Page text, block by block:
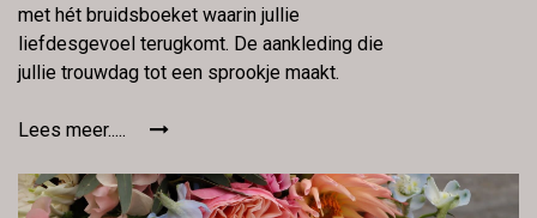
met hét bruidsboeket waarin jullie
liefdesgevoel terugkomt. De aankleding die
jullie trouwdag tot een sprookje maakt.
Lees meer.....